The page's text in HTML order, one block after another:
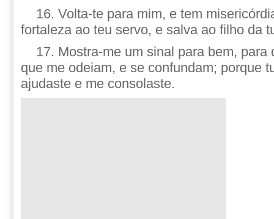
16. Volta-te para mim, e tem
fortaleza ao teu servo, e salva ao filho da
17. Mostra-me um sinal para bem, para
que me odeiam, e se confundam; porque
ajudaste e me consolaste.